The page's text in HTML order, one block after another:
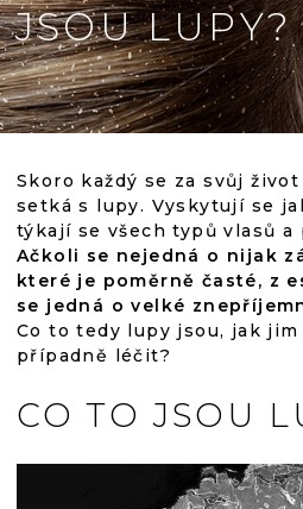
JSOU LUPY?
Skoro každý se za svůj
setká s lupy. Vyskytují se
týkají se všech typů vlasů a
Ačkoli se nejedná o nijak
které je poměrně časté, z
se jedná o velké
Co to tedy lupy jsou, jak
případně léčit?
CO TO JSOU